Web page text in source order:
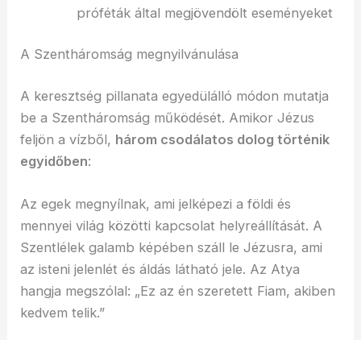
próféták által megjövendölt eseményeket
A Szentháromság megnyilvánulása
A keresztség pillanata egyedülálló módon mutatja
be a Szentháromság működését. Amikor Jézus
feljön a vízből, három csodálatos dolog történik
egyidőben:
Az egek megnyílnak, ami jelképezi a földi és
mennyei világ közötti kapcsolat helyreállítását. A
Szentlélek galamb képében száll le Jézusra, ami
az isteni jelenlét és áldás látható jele. Az Atya
hangja megszólal: „Ez az én szeretett Fiam, akiben
kedvem telik.”